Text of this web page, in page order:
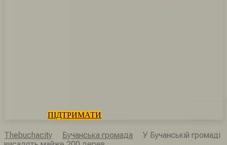
ПІДТРИМАТИ
Thebuchacity Бучанська громада
У Бучанській громаді